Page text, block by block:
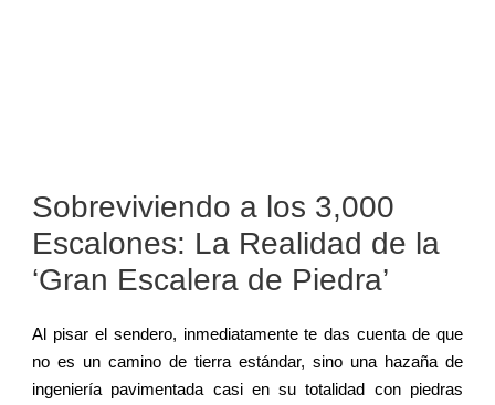
Sobreviviendo a los 3,000
Escalones: La Realidad de la
‘Gran Escalera de Piedra’
Al pisar el sendero, inmediatamente te das cuenta de que
no es un camino de tierra estándar, sino una hazaña de
ingeniería pavimentada casi en su totalidad con piedras